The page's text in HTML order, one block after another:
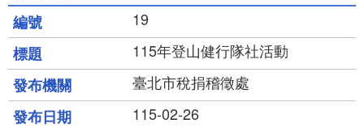
19
115年登山健行隊社活動
臺北市稅捐稽徵處
115-02-26